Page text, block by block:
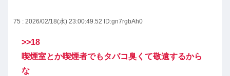
75 : 2026/02/18(水) 23:00:49.52 ID:gn7rgbAh0
>>18
喫煙室とか喫煙者でもタバコ臭くて敬遠するから
な